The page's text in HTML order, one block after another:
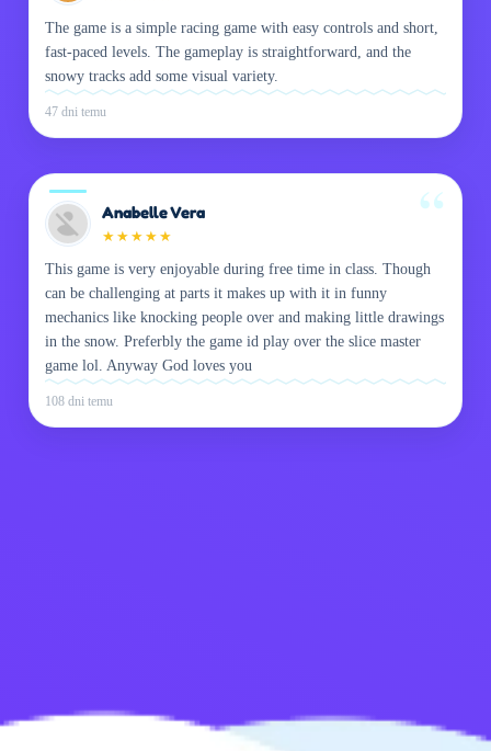
The game is a simple racing game with easy controls and short,
fast-paced levels. The gameplay is straightforward, and the
snowy tracks add some visual variety.
47 dni temu
Anabelle Vera
★ ★ ★ ★ ★
This game is very enjoyable during free time in class. Though
can be challenging at parts it makes up with it in funny
mechanics like knocking people over and making little drawings
in the snow. Preferbly the game id play over the slice master
game lol. Anyway God loves you
108 dni temu